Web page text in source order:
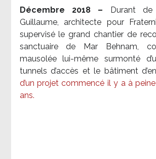
Décembre 2018 –
Durant
Guillaume, architecte pour
supervisé le grand chantier de
sanctuaire de Mar Behnam,
mausolée lui-même surmonté
tunnels d’accès et le bâtiment
d’un projet commencé il y a à
ans.